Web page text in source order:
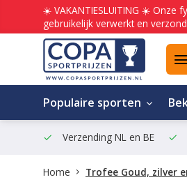
☀️ VAKANTIESLUITING ☀️
gebruikelijk verwerkt en
Populaire sporten
Verzending NL en BE
Home Trofee Goud, zilver